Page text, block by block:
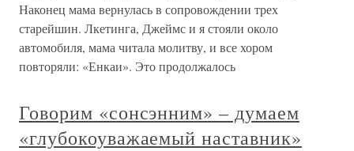
Наконец мама вернулась в сопровождении трех
старейшин. Лкетинга, Джеймс и я стояли около
автомобиля, мама читала молитву, и все хором
повторяли: «Енкаи». Это продолжалось
Говорим «сонсэнним» – думаем
«глубокоуважаемый наставник»